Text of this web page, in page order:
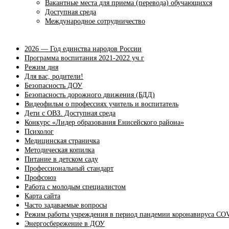
Вакантные места для приема (перевода) обучающихся
Доступная среда
Международное сотрудничество
2026 — Год единства народов России
Программа воспитания 2021-2022 уч.г
Режим дня
Для вас, родители!
Безопасность ДОУ
Безопасность дорожного движения (БДД)
Видеофильм о профессиях учитель и воспитатель
Дети с ОВЗ. Доступная среда
Конкурс «Лидер образования Енисейского района»
Психолог
Медицинская страничка
Методическая копилка
Питание в детском саду
Профессиональный стандарт
Профсоюз
Работа с молодым специалистом
Карта сайта
Часто задаваемые вопросы
Режим работы учреждения в период пандемии коронавируса
Энергосбережение в ДОУ